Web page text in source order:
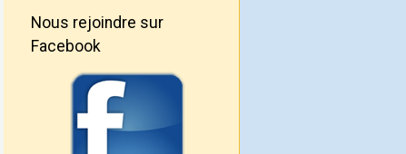
Nous rejoindre sur
Facebook